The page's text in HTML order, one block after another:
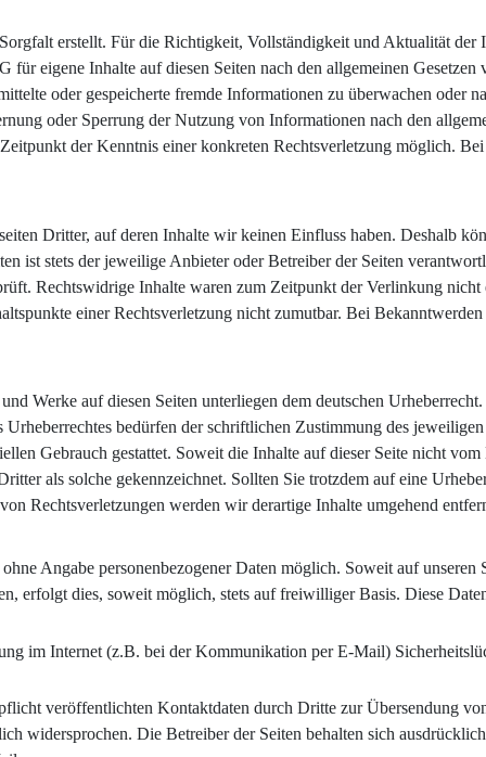
erstellt. Für die Richtigkeit, Vollständigkeit und Aktualität
für eigene Inhalte auf diesen Seiten nach den allgemeinen
oder gespeicherte fremde Informationen zu überwachen oder
oder Sperrung der Nutzung von Informationen nach den
der Kenntnis einer konkreten Rechtsverletzung möglich.
Dritter, auf deren Inhalte wir keinen Einfluss haben. Deshalb
ist stets der jeweilige Anbieter oder Betreiber der Seiten
Rechtswidrige Inhalte waren zum Zeitpunkt der Verlinkung
einer Rechtsverletzung nicht zumutbar. Bei
Werke auf diesen Seiten unterliegen dem deutschen
bedürfen der schriftlichen Zustimmung des
Gebrauch gestattet. Soweit die Inhalte auf dieser Seite nicht
als solche gekennzeichnet. Sollten Sie trotzdem auf eine
Rechtsverletzungen werden wir derartige Inhalte umgehend
Angabe personenbezogener Daten möglich. Soweit auf unseren
erfolgt dies, soweit möglich, stets auf freiwilliger Basis. Diese
im Internet (z.B. bei der Kommunikation per E-Mail)
veröffentlichten Kontaktdaten durch Dritte zur Übersendung
widersprochen. Die Betreiber der Seiten behalten sich